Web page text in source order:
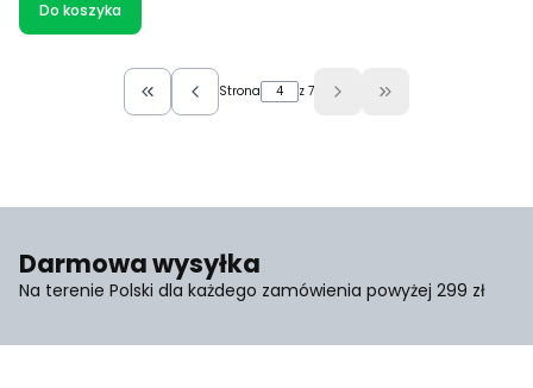
Do koszyka
Wróć do pierwszej strony z produktami
Strona z 7 Przejdź do
Darmowa wysyłka
Na terenie Polski dla każdego zamówienia powyżej 299 zł